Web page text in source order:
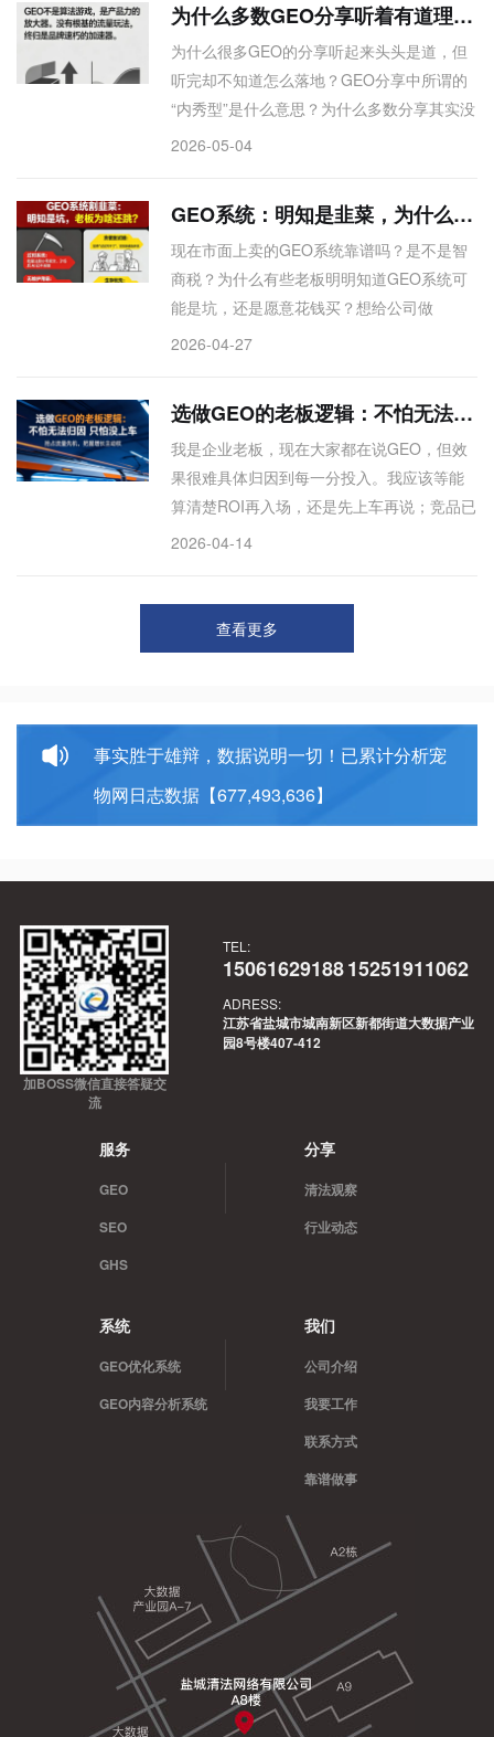
为什么多数GEO分享听着有道理，实际没干货 内行道出底层真相
为什么很多GEO的分享听起来头头是道，但
听完却不知道怎么落地？GEO分享中所谓的
“内秀型”是什么意思？为什么多数分享其实没
有干货？那些讲GEO的供应商，为什么不愿
听完却无法执行。 内行道出四个底层原因：
缺乏穿越媒体周期的深耕能力；信息差即生
意，说透就没了护城河；算法变化太快，怕
打脸只能讲安全废话；品牌客户追求短平
快，没人愿为长期经营付费。真正的GEO核
2026-05-04
GEO系统：明知是韭菜，为什么还有老板愿意被割？
现在市面上卖的GEO系统靠谱吗？是不是智
商税？为什么有些老板明明知道GEO系统可
能是坑，还是愿意花钱买？想给公司做
GEO，怎么判断一个系统是不是过时的割韭
类内容，系统无后续升级、隐藏高额收费。
但老板们仍愿被割，原因有三：试错成本
低、生存压力顾不上长期、以及GEO无法给
出明确ROI导致决策靠老板个人判断。本文直
击真相，帮您避开镰刀。
2026-04-27
选做GEO的老板逻辑：不怕无法归因 只怕没上车
我是企业老板，现在大家都在说GEO，但效
果很难具体归因到每一分投入。我应该等能
算清楚ROI再入场，还是先上车再说；竞品已
经开始做GEO，但我没法准确评估他们的效
板最纠结的是算不清账和错过机会。这两个
之间，为什么更多老板最终选了后者。
2026-04-14
查看更多
事实胜于雄辩，数据说明一切！已累计分析宠
物网日志数据【677,493,636】
加BOSS微信直接答疑交
流
TEL:
1506162918815251911062
ADRESS:
江苏省盐城市城南新区新都街道大数据产业
园8号楼407-412
服务
GEO
SEO
GHS
分享
清法观察
行业动态
系统
GEO优化系统
GEO内容分析系统
我们
公司介绍
我要工作
联系方式
靠谱做事